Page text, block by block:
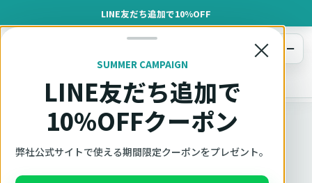
LINE友だち追加で10%OFF
×
SUMMER CAMPAIGN
LINE友だち追加で
10%OFFクーポン
弊社公式サイトで使える期間限定クーポンをプレゼント。
オットキャスト
メニュー
車種適合確認
車種適合確認
車種と年式で適合確認